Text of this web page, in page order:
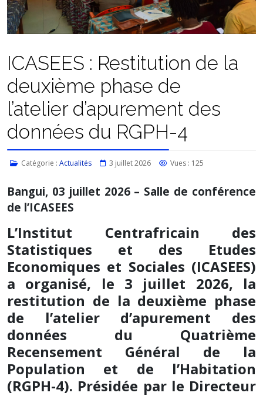
ICASEES : Restitution de la
deuxième phase de
l’atelier d’apurement des
données du RGPH-4
Catégorie : Actualités 3 juillet 2026 Vues : 125
Bangui, 03 juillet 2026 – Salle de conférence
de l’ICASEES
L’Institut Centrafricain des
Statistiques et des Etudes
Economiques et Sociales (ICASEES)
a organisé, le 3 juillet 2026, la
restitution de la deuxième phase
de l’atelier d’apurement des
données du Quatrième
Recensement Général de la
Population et de l’Habitation
(RGPH-4). Présidée par le Directeur